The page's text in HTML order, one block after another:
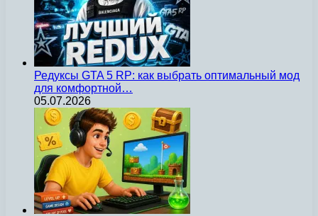
Редуксы GTA 5 RP: как выбрать оптимальный мод
для комфортной…
05.07.2026